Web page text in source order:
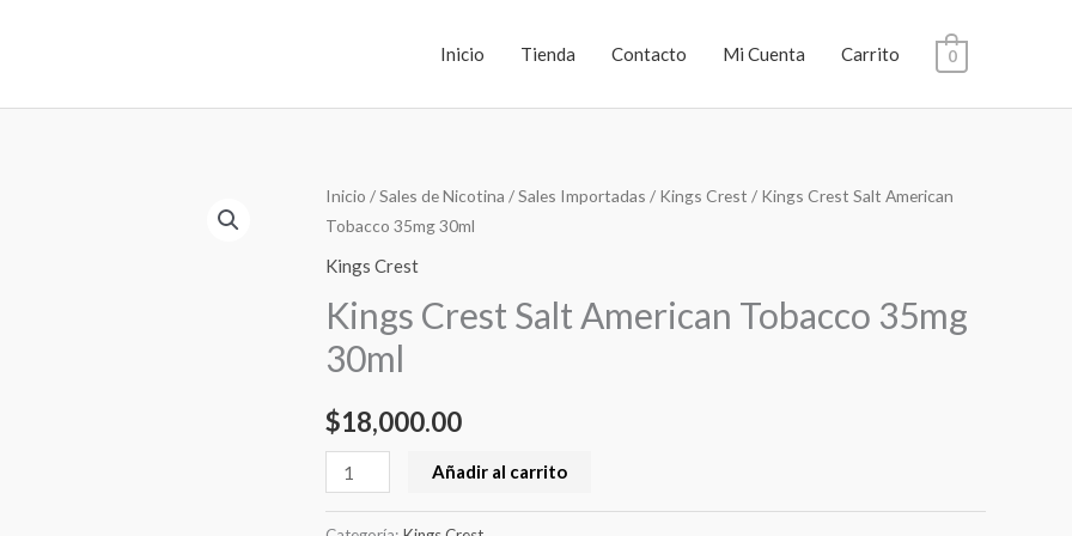
Inicio Tienda Contacto Mi Cuenta Carrito 0
Inicio /Sales de Nicotina /Sales Importadas / Kings Crest / Kings Crest Salt American
Tobacco 35mg 30ml
Kings Crest
Kings Crest Salt American Tobacco 35mg
30ml
$18,000.00
Kings
Crest
Salt
Tobacco
35mg
cantidad
Añadir al carrito